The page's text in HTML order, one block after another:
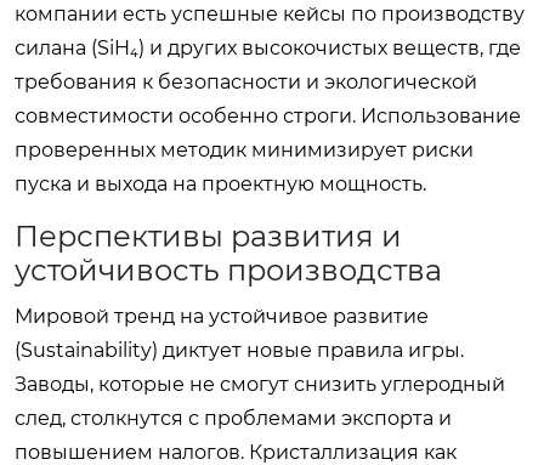
компании есть успешные кейсы по производству
силана (SiH₄) и других высокочистых веществ, где
требования к безопасности и экологической
совместимости особенно строги. Использование
проверенных методик минимизирует риски
пуска и выхода на проектную мощность.
Перспективы развития и
устойчивость производства
Мировой тренд на устойчивое развитие
(Sustainability) диктует новые правила игры.
Заводы, которые не смогут снизить углеродный
след, столкнутся с проблемами экспорта и
повышением налогов. Кристаллизация как